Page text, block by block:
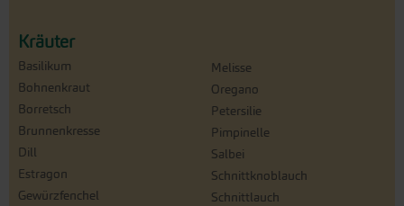
Kräuter
Basilikum
Bohnenkraut
Borretsch
Brunnenkresse
Dill
Estragon
Gewürzfenchel
Melisse
Oregano
Petersilie
Pimpinelle
Salbei
Schnittknoblauch
Schnittlauch